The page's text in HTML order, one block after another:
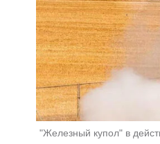
"Железный купол" в